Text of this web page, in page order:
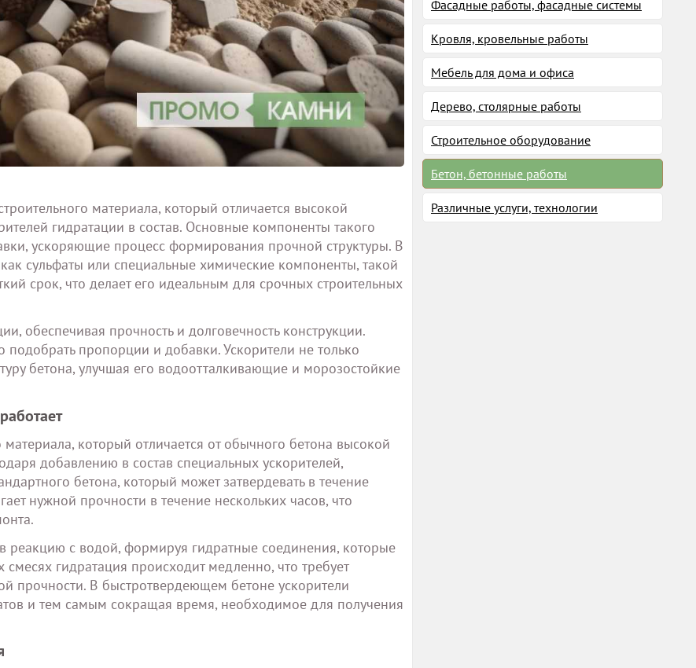
материала, который отличается высокой
гидратации в состав. Основные компоненты такого
ускоряющие процесс формирования прочной структуры. В
сульфаты или специальные химические компоненты, такой
срок, что делает его идеальным для срочных строительных
обеспечивая прочность и долговечность конструкции.
пропорции и добавки. Ускорители не только
бетона, улучшая его водоотталкивающие и морозостойкие
который отличается от обычного бетона высокой
добавлению в состав специальных ускорителей,
бетона, который может затвердевать в течение
нужной прочности в течение нескольких часов, что
реакцию с водой, формируя гидратные соединения, которые
гидратация происходит медленно, что требует
прочности. В быстротвердеющем бетоне ускорители
и тем самым сокращая время, необходимое для получения
Фасадные работы, фасадные системы
Кровля, кровельные работы
Мебель для дома и офиса
Дерево, столярные работы
Строительное оборудование
Бетон, бетонные работы
Различные услуги, технологии